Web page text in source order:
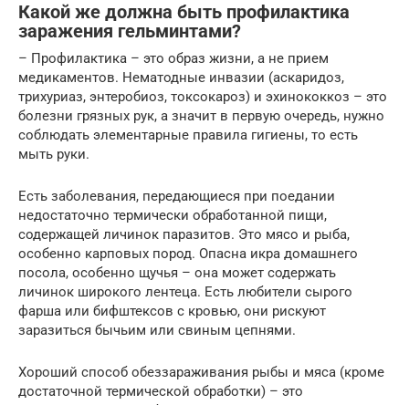
Какой же должна быть профилактика
заражения гельминтами?
– Профилактика – это образ жизни, а не прием
медикаментов. Нематодные инвазии (аскаридоз,
трихуриаз, энтеробиоз, токсокароз) и эхинококкоз – это
болезни грязных рук, а значит в первую очередь, нужно
соблюдать элементарные правила гигиены, то есть
мыть руки.
Есть заболевания, передающиеся при поедании
недостаточно термически обработанной пищи,
содержащей личинок паразитов. Это мясо и рыба,
особенно карповых пород. Опасна икра домашнего
посола, особенно щучья – она может содержать
личинок широкого лентеца. Есть любители сырого
фарша или бифштексов с кровью, они рискуют
заразиться бычьим или свиным цепнями.
Хороший способ обеззараживания рыбы и мяса (кроме
достаточной термической обработки) – это